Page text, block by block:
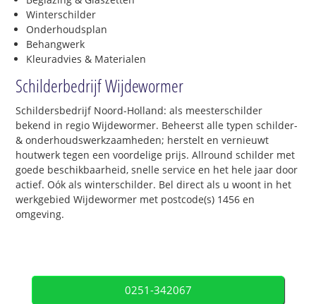
Winterschilder
Onderhoudsplan
Behangwerk
Kleuradvies & Materialen
Schilderbedrijf Wijdewormer
Schildersbedrijf Noord-Holland: als meesterschilder
bekend in regio Wijdewormer. Beheerst alle typen schilder-
& onderhoudswerkzaamheden; herstelt en vernieuwt
houtwerk tegen een voordelige prijs. Allround schilder met
goede beschikbaarheid, snelle service en het hele jaar door
actief. Oók als winterschilder. Bel direct als u woont in het
werkgebied Wijdewormer met postcode(s) 1456 en
omgeving.
0251-342067